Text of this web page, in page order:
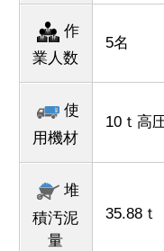
作
業人数
5名
使
用機材
10ｔ高
堆
積汚泥
量
35.88ｔ